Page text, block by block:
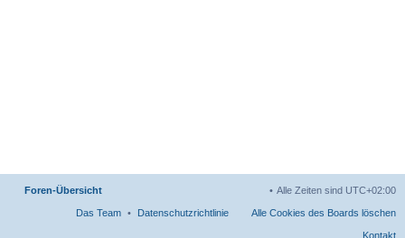
Foren-Übersicht Alle Zeiten sind UTC+02:00
Alle Cookies des Boards löschen
Datenschutzrichtlinie
Das Team
Kontakt